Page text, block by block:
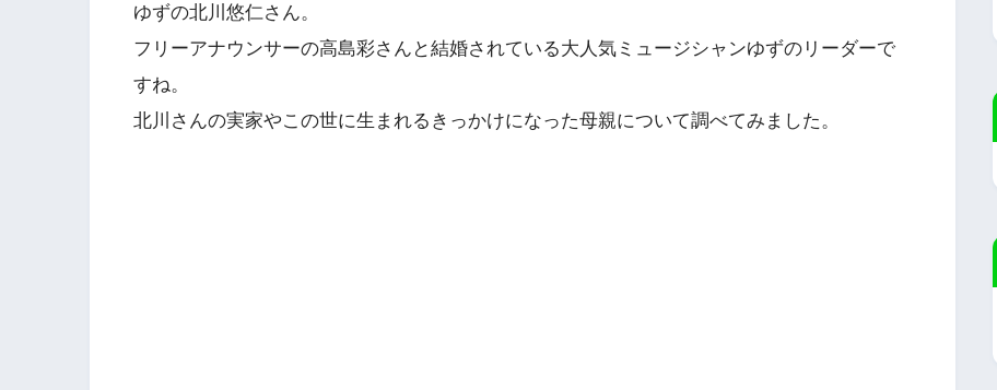
ゆずの北川悠仁さん。
フリーアナウンサーの高島彩さんと結婚されている大人気ミュージシャンゆずのリーダーで
すね。
北川さんの実家やこの世に生まれるきっかけになった母親について調べてみました。